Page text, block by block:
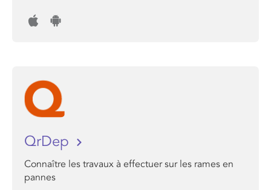
QrDep
Connaître les travaux à effectuer sur les rames en
pannes